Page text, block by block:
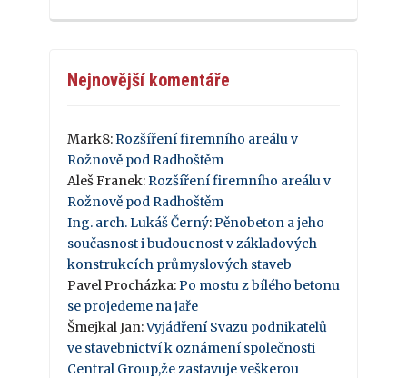
Nejnovější komentáře
Mark8: Rozšíření firemního areálu v
Rožnově pod Radhoštěm
Aleš Franek: Rozšíření firemního areálu v
Rožnově pod Radhoštěm
Ing. arch. Lukáš Černý: Pěnobeton a jeho
současnost i budoucnost v základových
konstrukcích průmyslových staveb
Pavel Procházka: Po mostu z bílého betonu
se projedeme na jaře
Šmejkal Jan:Vyjádření Svazu podnikatelů
ve stavebnictví k oznámení společnosti
Central Group,že zastavuje veškerou